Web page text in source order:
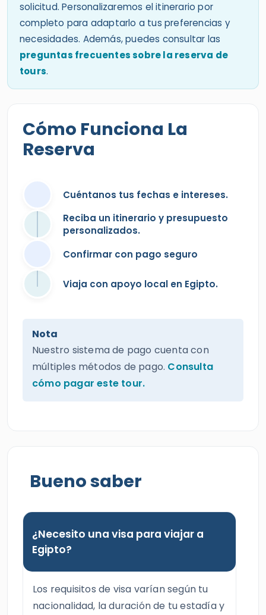
solicitud. Personalizaremos el itinerario por
completo para adaptarlo a tus preferencias y
necesidades. Además, puedes consultar las
preguntas frecuentes sobre la reserva de
tours.
Cómo Funciona La
Reserva
Cuéntanos tus fechas e intereses.
Reciba un itinerario y presupuesto
personalizados.
Confirmar con pago seguro
Viaja con apoyo local en Egipto.
Nota
Nuestro sistema de pago cuenta con
múltiples métodos de pago. Consulta
cómo pagar este tour.
Bueno saber
¿Necesito una visa para viajar a
Egipto?
Los requisitos de visa varían según tu
nacionalidad, la duración de tu estadía y